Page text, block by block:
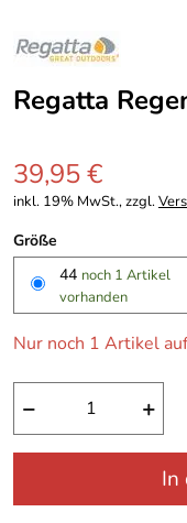
Regatta
39,95 €
inkl. 19% MwSt., zzgl.
Größe
44 noch 1 Artikel
vorhanden
Nur noch 1 Artikel
− +
In